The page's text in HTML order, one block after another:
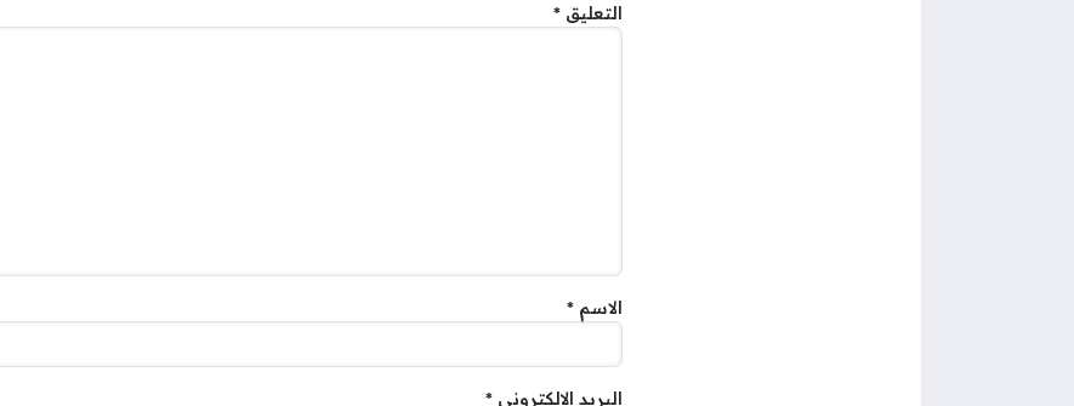
التعليق *
الاسم *
البريد الإلكتروني *